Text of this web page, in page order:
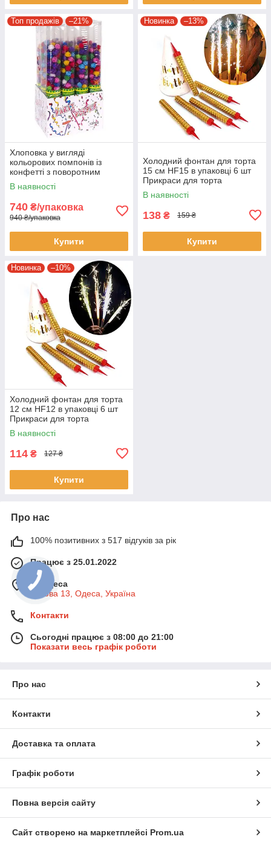
Топ продажів –21%
Хлоповка у вигляді
кольорових помпонів із
конфетті з поворотним
механізмом 40 см 6106-21 в
упаковці 12 шт
В наявності
740 ₴/упаковка
940 ₴/упаковка
Купити
Новинка –13%
Холодний фонтан для торта
15 см HF15 в упаковці 6 шт
Прикраси для торта
В наявності
138 ₴ 159 ₴
Купити
Новинка –10%
Холодний фонтан для торта
12 см HF12 в упаковці 6 шт
Прикраси для торта
В наявності
114 ₴ 127 ₴
Купити
Про нас
100% позитивних з 517 відгуків за рік
Працює з 25.01.2022
м. Одеса
Базова 13, Одеса, Україна
Контакти
Сьогодні працює з 08:00 до 21:00
Показати весь графік роботи
Про нас
Контакти
Доставка та оплата
Графік роботи
Повна версія сайту
Сайт створено на маркетплейсі Prom.ua